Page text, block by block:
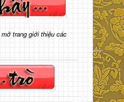
trang giới thiệu các